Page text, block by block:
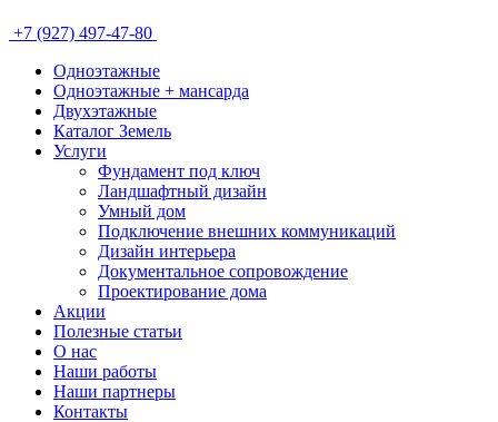
+7 (927) 497-47-80
Одноэтажные
Одноэтажные + мансарда
Двухэтажные
Каталог Земель
Услуги
Фундамент под ключ
Ландшафтный дизайн
Умный дом
Подключение внешних коммуникаций
Дизайн интерьера
Документальное сопровождение
Проектирование дома
Акции
Полезные статьи
О нас
Наши работы
Наши партнеры
Контакты